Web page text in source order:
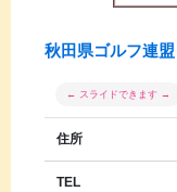
秋田県ゴルフ連盟
住所
TEL